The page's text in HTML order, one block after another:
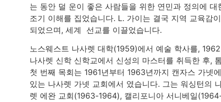
는 동안 덜 운이 좋은 사람들을 위한 연민과 정의에 대
조기 이해를 집었습니다. L. 가이는 결국 지역 교육감이
되었으며, 세계 선교를 이끌었습니다.
노스웨스트 나사렛 대학(1959)에서 예술 학사를,
나사렛 신학 신학교에서 신성의 마스터를 취득한 후,
첫 번째 목회는 1961년부터 1963년까지 캔자스 가넷에
있는 나사렛 가넷 교회에서 였습니다. 그는 워싱턴의
렛 에완 교회(1963-1964), 캘리포니아 서니베일